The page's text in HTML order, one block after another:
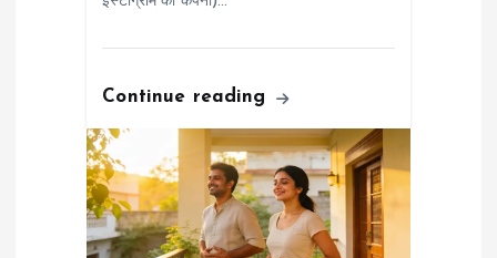
Continue reading